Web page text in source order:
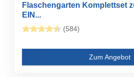
Flaschengarten Komplettset
EIN...
(584)
Zum Angebot